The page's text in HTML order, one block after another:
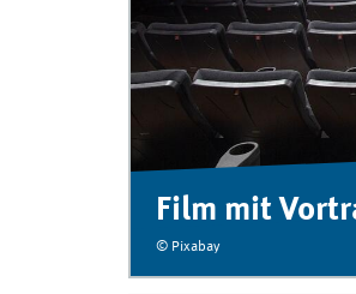
Film mit
© Pixabay